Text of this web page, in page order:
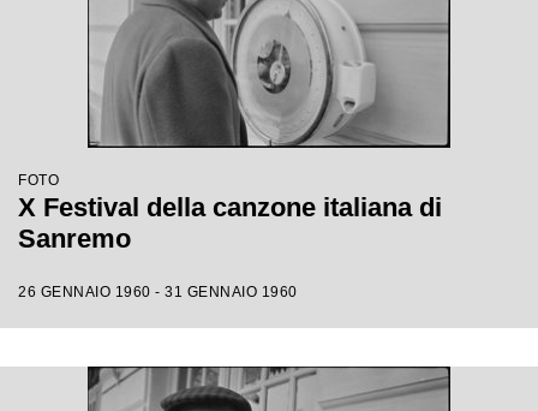
FOTO
X Festival della canzone italiana di
Sanremo
26 GENNAIO 1960 - 31 GENNAIO 1960